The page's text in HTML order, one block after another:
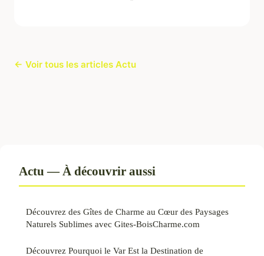
← Voir tous les articles Actu
Actu — À découvrir aussi
Découvrez des Gîtes de Charme au Cœur des Paysages
Naturels Sublimes avec Gites-BoisCharme.com
Découvrez Pourquoi le Var Est la Destination de